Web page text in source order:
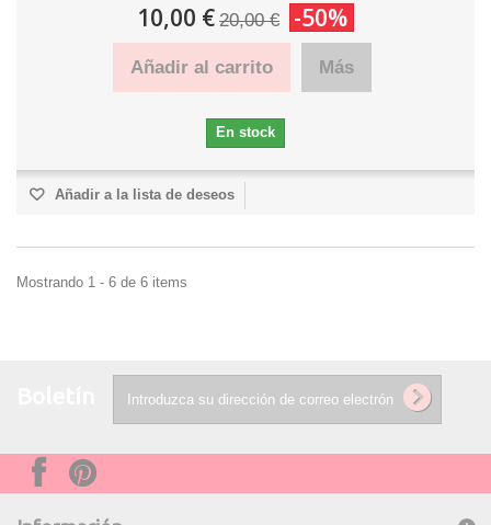
10,00 € 20,00 € -50%
Añadir al carrito Más
En stock
Añadir a la lista de deseos
Mostrando 1 - 6 de 6 items